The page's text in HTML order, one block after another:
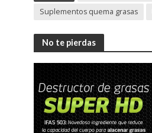
Suplementos quema grasas
No te pierdas